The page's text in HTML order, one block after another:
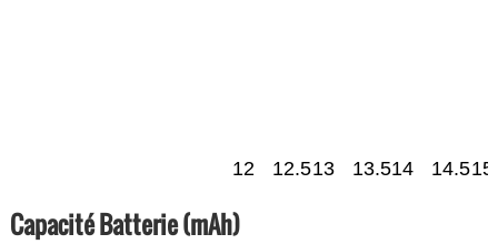
12 12.513 13.514 14.515
Capacité Batterie (mAh)